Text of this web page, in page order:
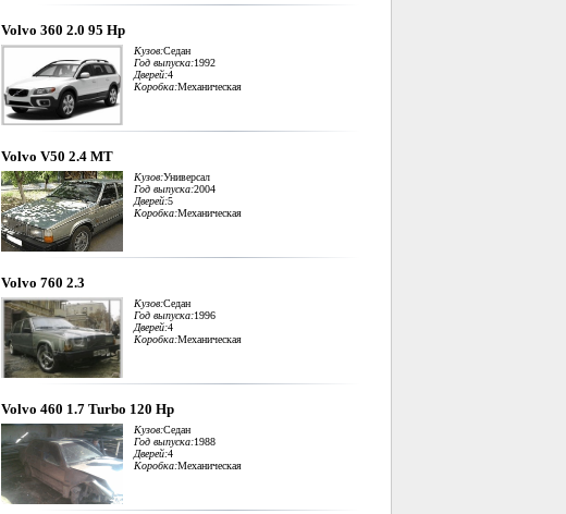
Volvo 360 2.0 95 Hp
Кузов:Седан
Год выпуска:1992
Дверей:4
Коробка:Механическая
Volvo V50 2.4 MT
Кузов:Универсал
Год выпуска:2004
Дверей:5
Коробка:Механическая
Volvo 760 2.3
Кузов:Седан
Год выпуска:1996
Дверей:4
Коробка:Механическая
Volvo 460 1.7 Turbo 120 Hp
Кузов:Седан
Год выпуска:1988
Дверей:4
Коробка:Механическая